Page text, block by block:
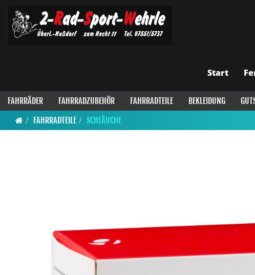
Start
FAHRRÄDER FAHRRADZUBEHÖR FAHRRADTEILE BEKLEIDUNG
FAHRRADTEILE
SCHLÄUCHE